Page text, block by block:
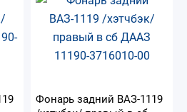
Фонарь задний ВАЗ-1119